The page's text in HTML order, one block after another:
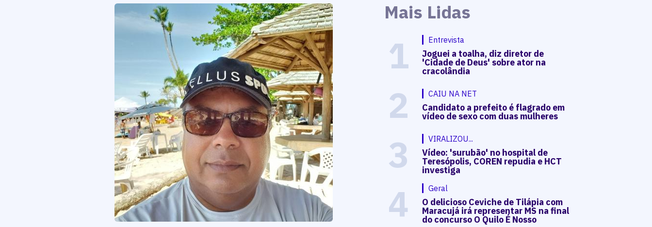
Mais Lidas
1 Entrevista
Joguei a toalha, diz diretor de
'Cidade de Deus' sobre ator na
cracolândia
2 CAIU NA NET
Candidato a prefeito é flagrado em
vídeo de sexo com duas mulheres
3 VIRALIZOU...
Vídeo: 'surubão' no hospital de
Teresópolis, COREN repudia e HCT
investiga
4 Geral
O delicioso Ceviche de Tilápia com
Maracujá irá representar MS na final
do concurso O Quilo É Nosso